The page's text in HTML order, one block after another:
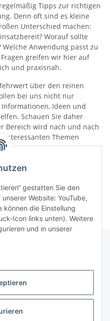
gestatten Sie den
Website: YouTube,
können die Einstellung
Icon links unten). Weitere
und in unserer
Tipps zur richtigen
Denn oft sind es kleine
Unterschied machen:
Worauf sollte
Anwendung passt zu
Fragen greifen wir hier auf
und praxisnah.
über den reinen
bei uns nicht nur
Ideen und
Schauen Sie daher
Bereich wird nach und nach
interessanten Themen